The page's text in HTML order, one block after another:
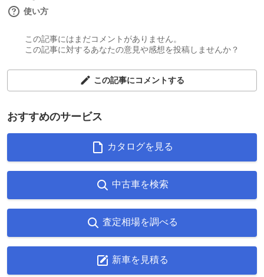
使い方
この記事にはまだコメントがありません。
この記事に対するあなたの意見や感想を投稿しませんか？
この記事にコメントする
おすすめのサービス
カタログを見る
中古車を検索
査定相場を調べる
新車を見積る